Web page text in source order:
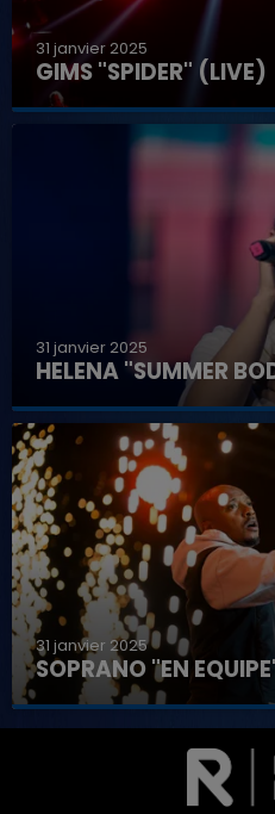
31 janvier 2025
GIMS "SPIDER" (LIVE)
31 janvier 2025
HELENA "SUMMER
31 janvier 2025
SOPRANO "EN